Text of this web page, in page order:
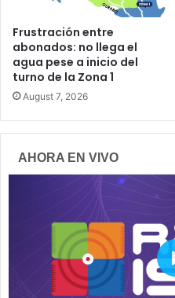
Frustración entre
abonados: no llega el
agua pese a inicio del
turno de la Zona 1
August 7, 2026
AHORA EN VIVO